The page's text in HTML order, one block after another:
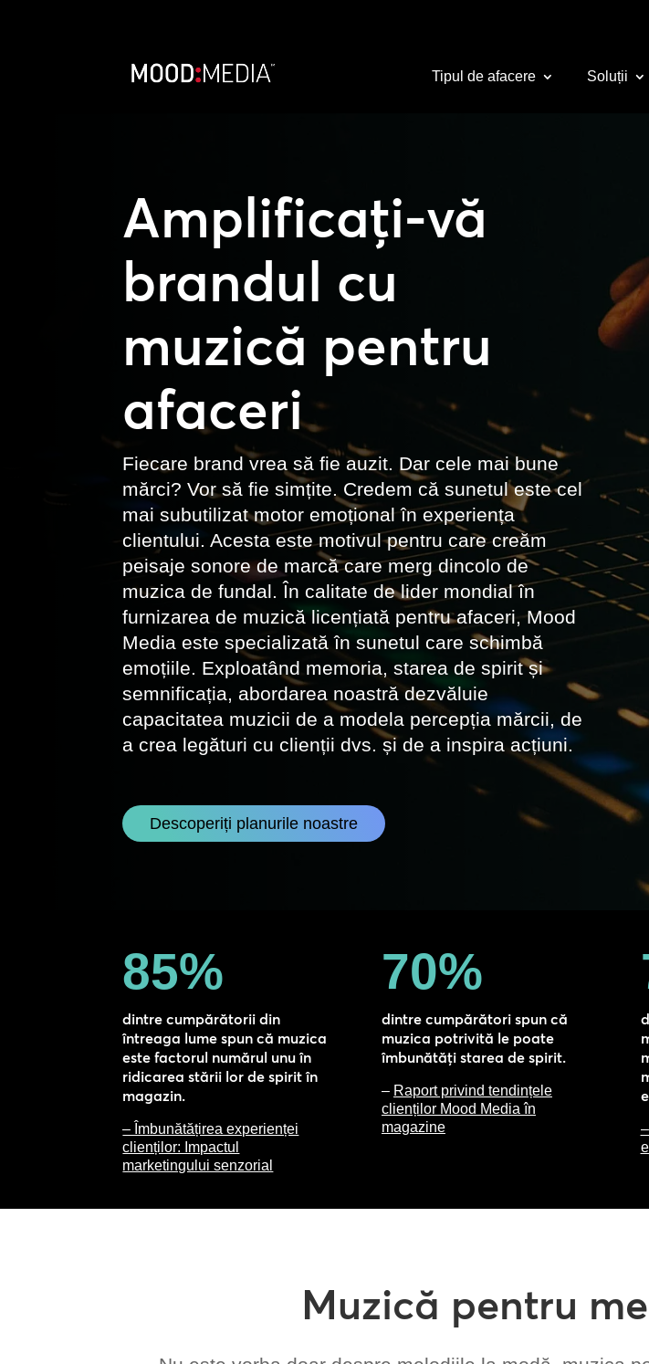
Tipul de afacere Soluții
Amplificați-vă
brandul cu
muzică pentru
afaceri
Fiecare brand vrea să fie auzit. Dar cele mai bune
mărci? Vor să fie simțite. Credem că sunetul este cel
mai subutilizat motor emoțional în experiența
clientului. Acesta este motivul pentru care creăm
peisaje sonore de marcă care merg dincolo de
muzica de fundal. În calitate de lider mondial în
furnizarea de muzică licențiată pentru afaceri, Mood
Media este specializată în sunetul care schimbă
emoțiile. Exploatând memoria, starea de spirit și
semnificația, abordarea noastră dezvăluie
capacitatea muzicii de a modela percepția mărcii, de
a crea legături cu clienții dvs. și de a inspira acțiuni.
Descoperiți planurile noastre
85%
dintre cumpărătorii din
întreaga lume spun că muzica
este factorul numărul unu în
ridicarea stării lor de spirit în
magazin.
– Îmbunătățirea experienței
clienților: Impactul
marketingului senzorial
70%
dintre cumpărători spun că
muzica potrivită le poate
îmbunătăți starea de spirit.
– Raport privind tendințele
clienților Mood Media în
magazine
Muzică pentru